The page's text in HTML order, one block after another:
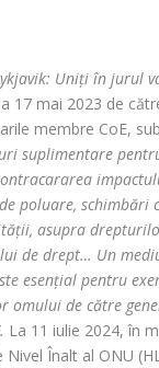
Uniți în jurul
17 mai 2023 de
membre CoE,
suplimentare
poluare, schimbări
asupra
de drept… Un
esențial pentru
omului de către
La 11 iulie 2024, în
Nivel Înalt al ONU